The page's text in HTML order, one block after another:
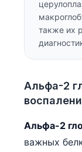
также их
Альфа-2
Альфа-2
важных